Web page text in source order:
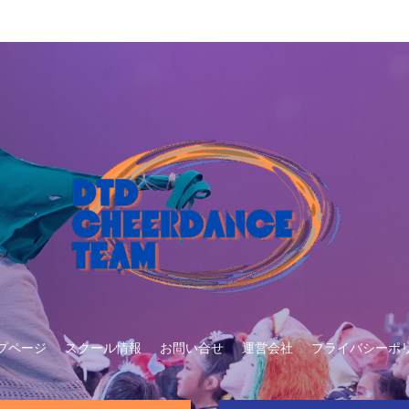
ページ スクール情報 お問い合せ 運営会社 プライバシーポ